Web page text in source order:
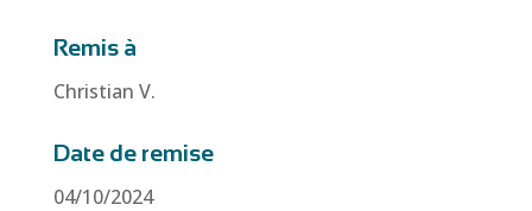
Remis à
Christian V.
Date de remise
04/10/2024